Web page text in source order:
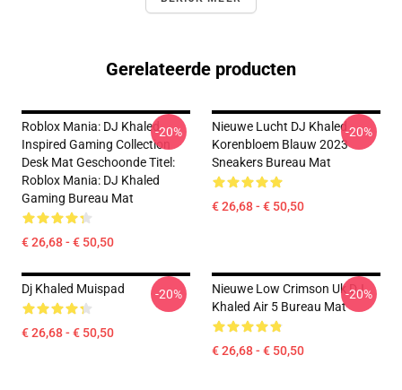
Gerelateerde producten
Roblox Mania: DJ Khaled
Inspired Gaming Collection
Desk Mat Geschoonde Titel:
Roblox Mania: DJ Khaled
Gaming Bureau Mat
€ 26,68 - € 50,50
-20%
Nieuwe Lucht DJ Khaled
Korenbloem Blauw 2023
Sneakers Bureau Mat
€ 26,68 - € 50,50
-20%
Dj Khaled Muispad
€ 26,68 - € 50,50
-20%
Nieuwe Low Crimson Uk DJ
Khaled Air 5 Bureau Mat
€ 26,68 - € 50,50
-20%